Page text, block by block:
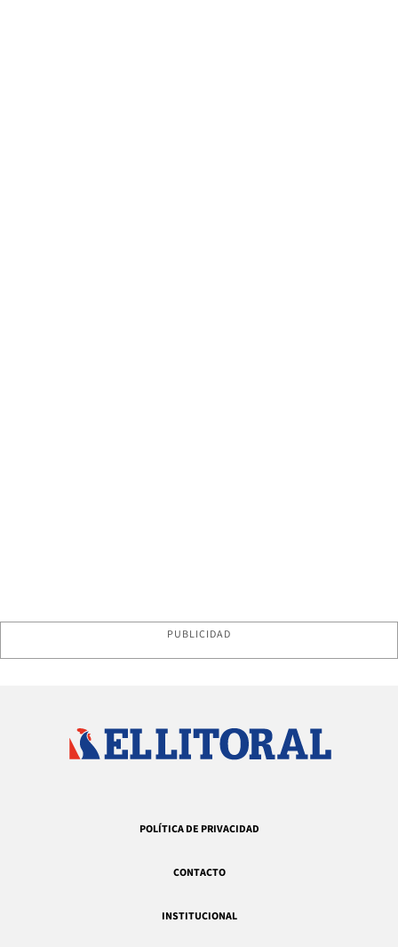
PUBLICIDAD
POLÍTICA DE PRIVACIDAD
CONTACTO
INSTITUCIONAL